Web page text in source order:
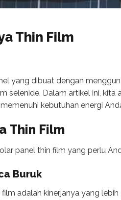
Thin Film
yang dibuat dengan
selenide. Dalam artikel ini,
kebutuhan energi
Thin Film
panel thin film yang perlu
Buruk
adalah kinerjanya yang